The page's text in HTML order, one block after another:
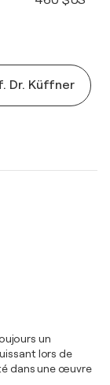
Dr. Küffner
un
lors de
dans une œuvre